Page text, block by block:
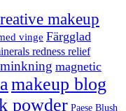
makeup
vinge Färgglad
redness relief
magnetic
makeup blog
powder Paese Blush